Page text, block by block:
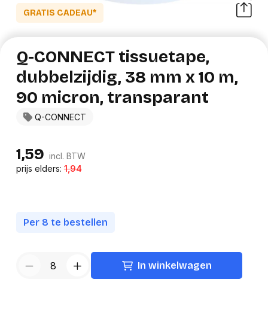
GRATIS CADEAU*
Q-CONNECT
Q-CONNECT tissuetape,
dubbelzijdig, 38 mm x 10 m,
90 micron, transparant
1,59 incl. BTW
prijs elders:1,94
Per 8 te bestellen
In winkelwagen